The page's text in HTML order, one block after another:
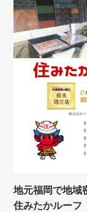
地元福岡で地域
住みたかルーフ